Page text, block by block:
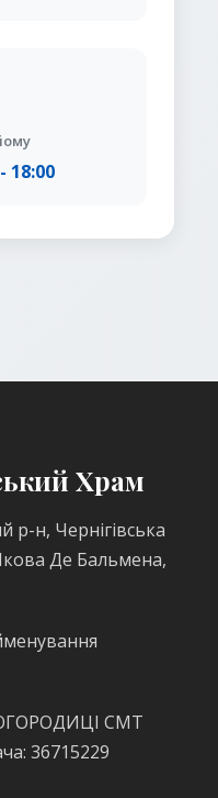
18:00
Храм
р-н, Чернігівська
Де Бальмена,
СМТ
36715229